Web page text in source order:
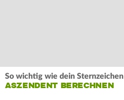
So wichtig wie dein Sternzeichen
ASZENDENT BERECHNEN